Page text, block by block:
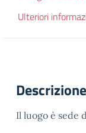
Ulteriori
Descrizione
Il luogo è sede